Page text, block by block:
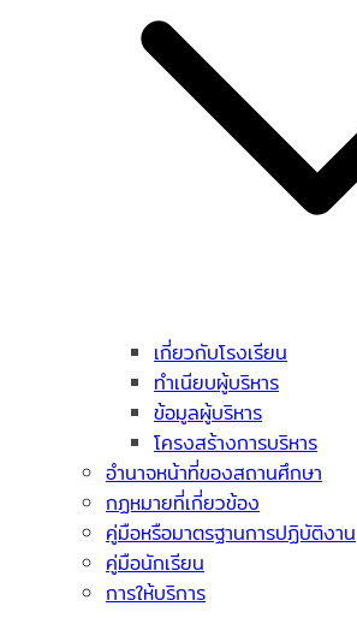
เกี่ยวกับโรงเรียน
ทำเนียบผู้บริหาร
ข้อมูลผู้บริหาร
โครงสร้างการบริหาร
อำนาจหน้าที่ของสถานศึกษา
กฏหมายที่เกี่ยวข้อง
คู่มือหรือมาตรฐานการปฏิบัติงาน
คู่มือนักเรียน
การให้บริการ